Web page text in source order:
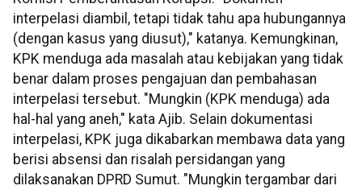
interpelasi diambil, tetapi tidak tahu apa hubungannya
(dengan kasus yang diusut)," katanya. Kemungkinan,
KPK menduga ada masalah atau kebijakan yang tidak
benar dalam proses pengajuan dan pembahasan
interpelasi tersebut. "Mungkin (KPK menduga) ada
hal-hal yang aneh," kata Ajib. Selain dokumentasi
interpelasi, KPK juga dikabarkan membawa data yang
berisi absensi dan risalah persidangan yang
dilaksanakan DPRD Sumut. "Mungkin tergambar dari